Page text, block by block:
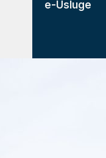
e-Usluge